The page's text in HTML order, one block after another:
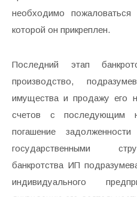
необходимо
которой он прикреплен.
Последний этап
производство,
имущества и продажу его
счетов с последующим
погашение
государственными
банкротства ИП
индивидуального